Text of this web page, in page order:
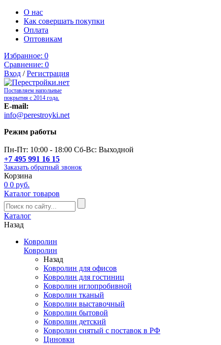
О нас
Как совершать покупки
Оплата
Оптовикам
Избранное: 0
Сравнение: 0
Вход /Регистрация
Поставляем напольные
покрытия с 2014 года.
E-mail:
info@perestroyki.net
Режим работы
Пн-Пт: 10:00 - 18:00 Сб-Вс: Выходной
+7 495 991 16 15
Заказать обратный звонок
Корзина
0 0 руб.
Каталог товаров
Каталог
Назад
Ковролин
Ковролин
Назад
Ковролин для офисов
Ковролин для гостиниц
Ковролин иглопробивной
Ковролин тканый
Ковролин выставочный
Ковролин бытовой
Ковролин детский
Ковролин снятый с поставок в РФ
Циновки